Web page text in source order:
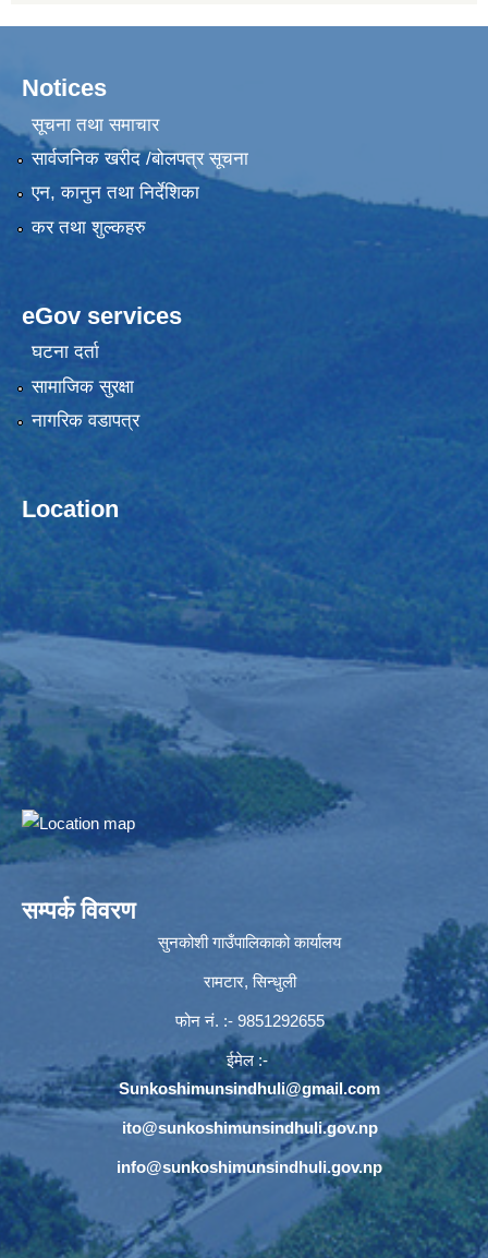
Notices
सूचना तथा समाचार
सार्वजनिक खरीद /बोलपत्र सूचना
एन, कानुन तथा निर्देशिका
कर तथा शुल्कहरु
eGov services
घटना दर्ता
सामाजिक सुरक्षा
नागरिक वडापत्र
Location
सम्पर्क विवरण
सुनकोशी गाउँपालिकाको कार्यालय
रामटार, सिन्धुली
फोन नं‍. :- 9851292655
ईमेल :-
Sunkoshimunsindhuli@gmail.com
ito@sunkoshimunsindhuli.gov.np
info@sunkoshimunsindhuli.gov.np